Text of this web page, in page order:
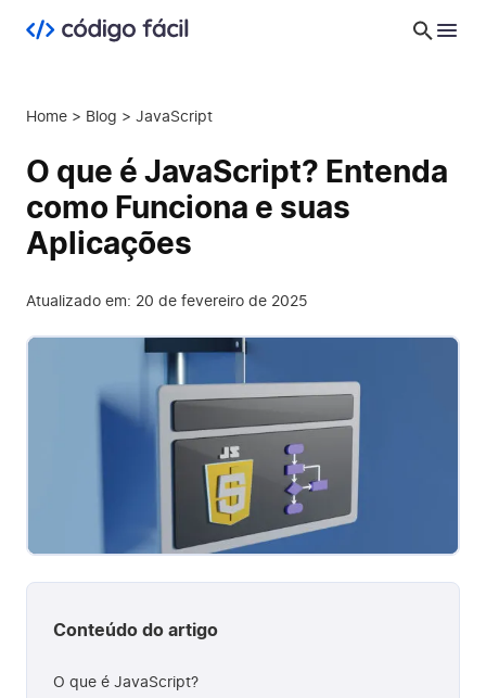
Home > Blog > JavaScript
O que é JavaScript? Entenda
como Funciona e suas
Aplicações
Atualizado em: 20 de fevereiro de 2025
Conteúdo do artigo
O que é JavaScript?